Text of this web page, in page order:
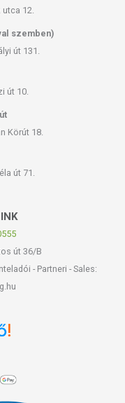
utca 12.
szemben)
út 131.
út 10.
Körút 18.
út 71.
út 36/B
- Partneri - Sales: